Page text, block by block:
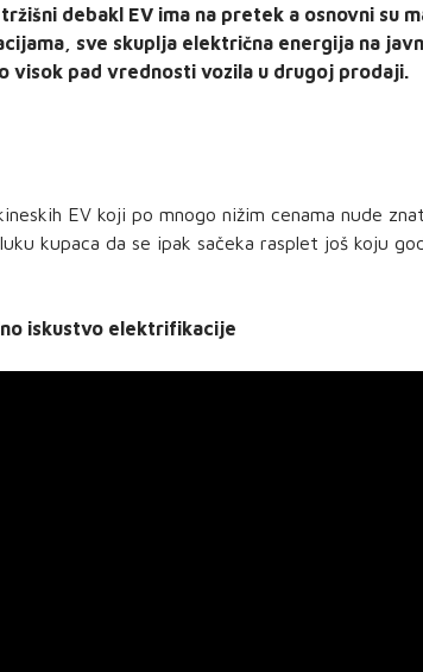
debakl EV ima na pretek a osnovni su
sve skuplja električna energija na
visok pad vrednosti vozila u drugoj prodaji.
EV koji po mnogo nižim cenama nude
kupaca da se ipak sačeka rasplet još koju
iskustvo elektrifikacije